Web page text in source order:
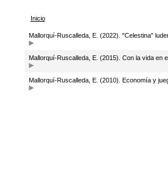
Inicio
Mallorquí-Ruscalleda, E. (2022). "Celestina"
Mallorquí-Ruscalleda, E. (2015). Con la vida en
Mallorquí-Ruscalleda, E. (2010). Economía y